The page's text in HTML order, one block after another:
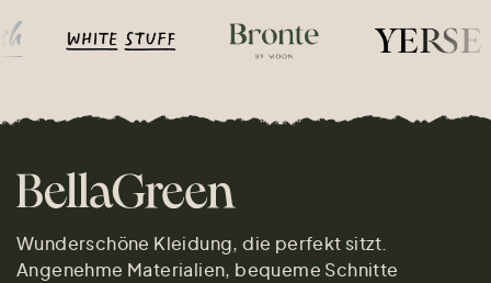
Wunderschöne Kleidung, die perfekt sitzt.
Angenehme Materialien, bequeme Schnitte